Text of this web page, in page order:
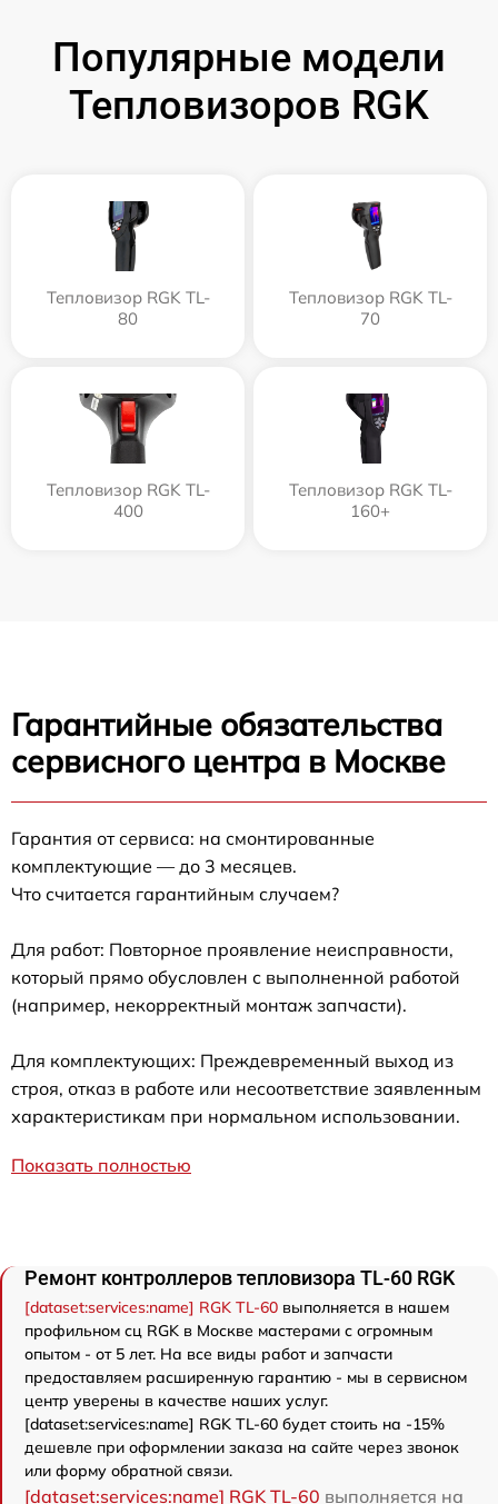
Популярные модели
Тепловизоров RGK
Тепловизор RGK TL-
80
Тепловизор RGK TL-
70
Тепловизор RGK TL-
400
Тепловизор RGK TL-
160+
Гарантийные обязательства
сервисного центра в Москве
Гарантия от сервиса: на смонтированные
комплектующие — до 3 месяцев.
Что считается гарантийным случаем?
Для работ: Повторное проявление неисправности,
который прямо обусловлен с выполненной работой
(например, некорректный монтаж запчасти).
Для комплектующих: Преждевременный выход из
строя, отказ в работе или несоответствие заявленным
характеристикам при нормальном использовании.
Показать полностью
Ремонт контроллеров тепловизора TL-60 RGK
[dataset:services:name] RGK TL-60 выполняется в нашем
профильном сц RGK в Москве мастерами с огромным
опытом - от 5 лет. На все виды работ и запчасти
предоставляем расширенную гарантию - мы в сервисном
центр уверены в качестве наших услуг.
[dataset:services:name] RGK TL-60 будет стоить на -15%
дешевле при оформлении заказа на сайте через звонок
или форму обратной связи.
[dataset:services:name] RGK TL-60 выполняется на